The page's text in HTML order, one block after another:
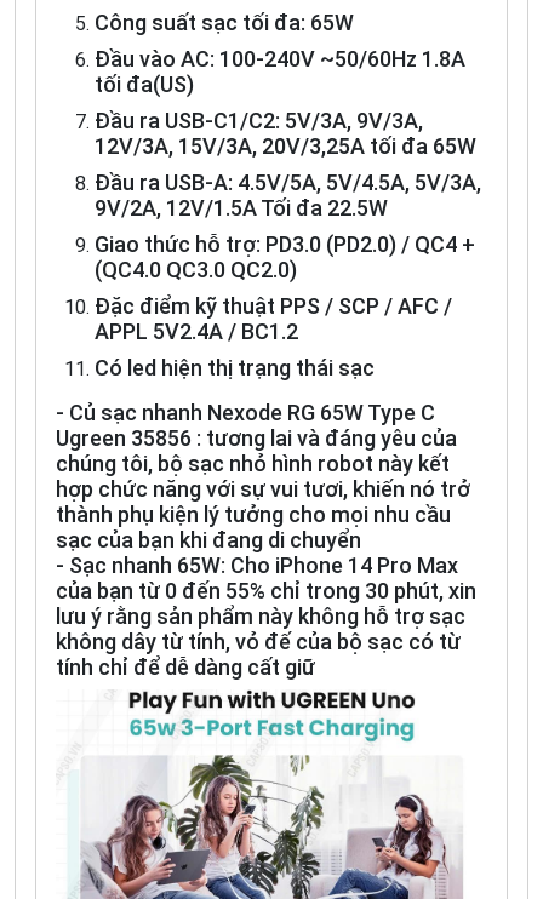
Công suất sạc tối đa: 65W
Đầu vào AC: 100-240V ~50/60Hz 1.8A
tối đa(US)
Đầu ra USB-C1/C2: 5V/3A, 9V/3A,
12V/3A, 15V/3A, 20V/3,25A tối đa 65W
Đầu ra USB-A: 4.5V/5A, 5V/4.5A, 5V/3A,
9V/2A, 12V/1.5A Tối đa 22.5W
Giao thức hỗ trợ: PD3.0 (PD2.0) / QC4 +
(QC4.0 QC3.0 QC2.0)
Đặc điểm kỹ thuật PPS / SCP / AFC /
APPL 5V2.4A / BC1.2
Có led hiện thị trạng thái sạc
- Củ sạc nhanh Nexode RG 65W Type C
Ugreen 35856 : tương lai và đáng yêu của
chúng tôi, bộ sạc nhỏ hình robot này kết
hợp chức năng với sự vui tươi, khiến nó trở
thành phụ kiện lý tưởng cho mọi nhu cầu
sạc của bạn khi đang di chuyển
- Sạc nhanh 65W: Cho iPhone 14 Pro Max
của bạn từ 0 đến 55% chỉ trong 30 phút, xin
lưu ý rằng sản phẩm này không hỗ trợ sạc
không dây từ tính, vỏ đế của bộ sạc có từ
tính chỉ để dễ dàng cất giữ